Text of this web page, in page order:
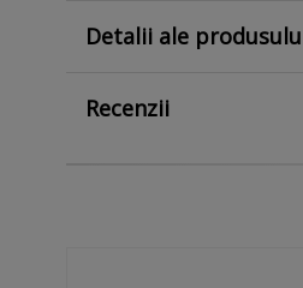
Detalii ale
Recenzii